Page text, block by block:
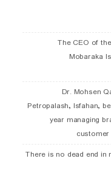
The CEO of
Mobaraka
Dr. Mohsen
Petropalash, Isfahan,
year managing
There is no dead end in